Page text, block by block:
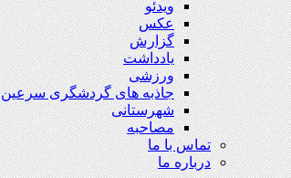
ویدئو
عکس
گزارش
یادداشت
ورزشی
جاذبه های گردشگری سرعین
شهرستانی
مصاحبه
تماس با ما
درباره ما